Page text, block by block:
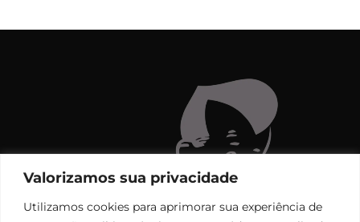
Valorizamos sua privacidade
Utilizamos cookies para aprimorar sua experiência de